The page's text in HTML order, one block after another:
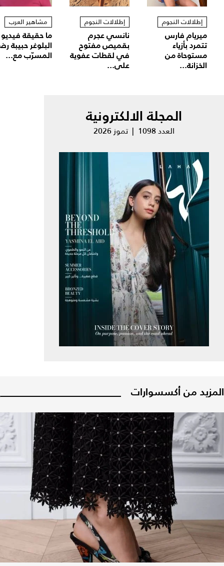
إطلالات النجوم
ميريام فارس
تتمرد بأزياء
مستوحاة من
الخزانة...
إطلالات النجوم
نانسي عجرم
بقميص مفتوح
في لقطات عفوية
على...
مشاهير العرب
ما حقيقة فيديو
البلوغر حبيبة
المسرّب مع...
المجلة الالكترونية
العدد 1098 | تموز 2026
المزيد من أكسسوارات